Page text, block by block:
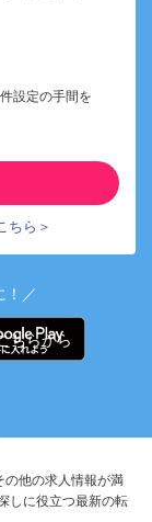
設定の手間を
ちら＞
！／
ちらから
の他の求人情報が満
しに役立つ最新の転